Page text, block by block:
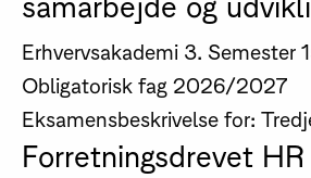
Erhvervsakademi 3. Semester
Obligatorisk fag 2026/2027
Eksamensbeskrivelse for:
Forretningsdrevet HR